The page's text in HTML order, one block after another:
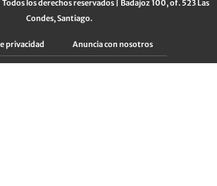
los derechos reservados | Badajoz 100, of. 523 Las
Condes, Santiago.
privacidad Anuncia con nosotros